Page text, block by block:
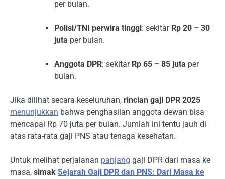
per bulan.
Polisi/TNI perwira tinggi: sekitar Rp 20 – 30
juta per bulan.
Anggota DPR: sekitar Rp 65 – 85 juta per
bulan.
Jika dilihat secara keseluruhan, rincian gaji DPR 2025
menunjukkan bahwa penghasilan anggota dewan bisa
mencapai Rp 70 juta per bulan. Jumlah ini tentu jauh di
atas rata-rata gaji PNS atau tenaga kesehatan.
Untuk melihat perjalanan panjang gaji DPR dari masa ke
masa, simak Sejarah Gaji DPR dan PNS: Dari Masa ke